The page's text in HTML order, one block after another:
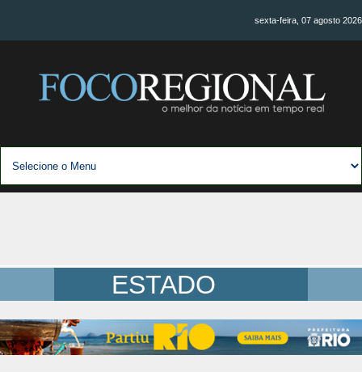
sexta-feira, 07 agosto 2026
ESTADO